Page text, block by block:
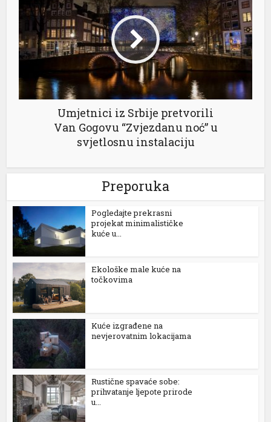
Umjetnici iz Srbije pretvorili
Van Gogovu “Zvjezdanu noć” u
svjetlosnu instalaciju
Preporuka
Pogledajte prekrasni
projekat minimalističke
kuće u...
Ekološke male kuće na
točkovima
Kuće izgrađene na
nevjerovatnim lokacijama
Rustične spavaće sobe:
prihvatanje ljepote prirode
u...